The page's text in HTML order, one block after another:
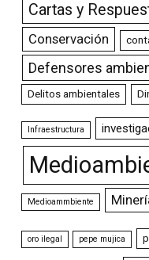
Cartas y
Conservación
Defensores
Delitos ambientales
Infraestructura
Medioammbiente
oro ilegal pepe mujica